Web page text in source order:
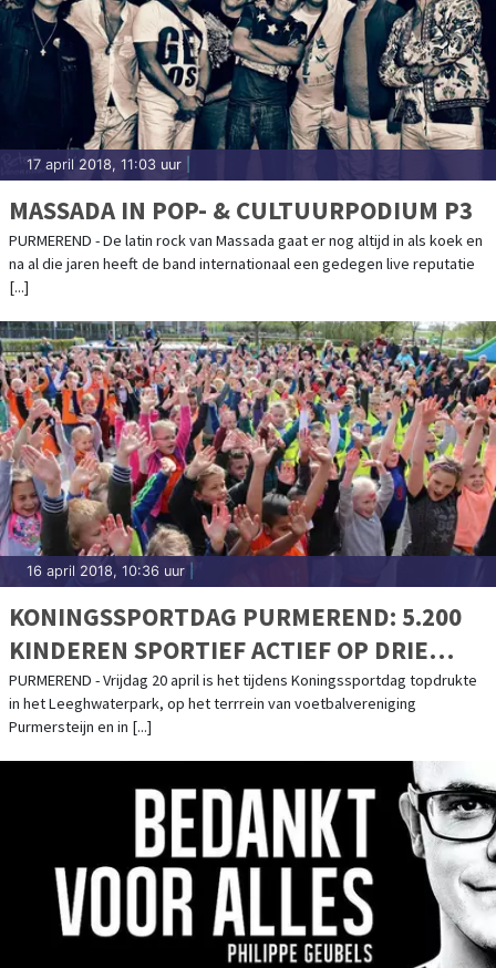
17 april 2018, 11:03 uur
MASSADA IN POP- & CULTUURPODIUM P3
PURMEREND - De latin rock van Massada gaat er nog altijd in als koek en
na al die jaren heeft de band internationaal een gedegen live reputatie
[...]
16 april 2018, 10:36 uur
KONINGSSPORTDAG PURMEREND: 5.200
KINDEREN SPORTIEF ACTIEF OP DRIE
ACCOMMODATIES
PURMEREND - Vrijdag 20 april is het tijdens Koningssportdag topdrukte
in het Leeghwaterpark, op het terrrein van voetbalvereniging
Purmersteijn en in [...]